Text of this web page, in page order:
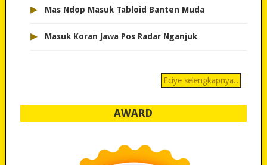
▸ Mas Ndop Masuk Tabloid Banten Muda
▸ Masuk Koran Jawa Pos Radar Nganjuk
Eciye selengkapnya..
AWARD